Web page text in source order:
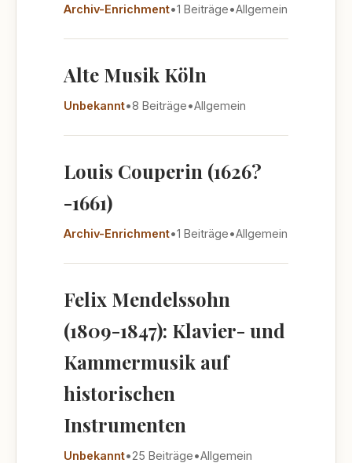
Archiv-Enrichment•1 Beiträge•Allgemein
Alte Musik Köln
Unbekannt•8 Beiträge•Allgemein
Louis Couperin (1626?
-1661)
Archiv-Enrichment•1 Beiträge•Allgemein
Felix Mendelssohn
(1809-1847): Klavier- und
Kammermusik auf
historischen
Instrumenten
Unbekannt•25 Beiträge•Allgemein